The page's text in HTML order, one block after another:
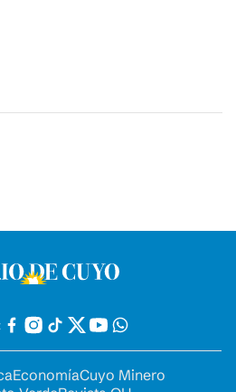
EconomíaCuyo Minero